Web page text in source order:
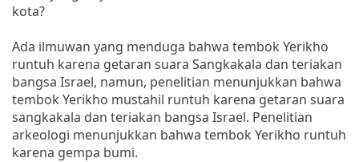
kota?
Ada ilmuwan yang menduga bahwa tembok Yerikho
runtuh karena getaran suara Sangkakala dan teriakan
bangsa Israel, namun, penelitian menunjukkan bahwa
tembok Yerikho mustahil runtuh karena getaran suara
sangkakala dan teriakan bangsa Israel. Penelitian
arkeologi menunjukkan bahwa tembok Yerikho runtuh
karena gempa bumi.